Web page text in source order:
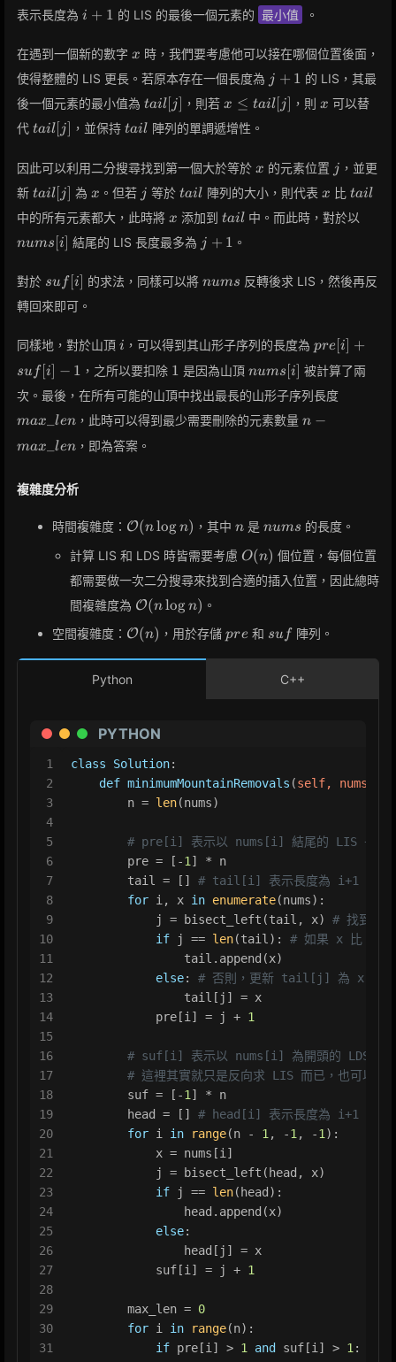
表示長度為 i+1
i + 1 的 LIS 的最後一個元素的 最小值 。
在遇到一個新的數字 x
x 時，我們要考慮他可以接在哪個位置後面，
使得整體的 LIS 更長。若原本存在一個長度為 j
+
1
j + 1 的 LIS，其最
後一個元素的最小值為 tail[j]
tail j ，則若x
\leq
tail[j]
x ≤ tail j ，則 x
x 可以替
代 tail[j]
tail j ，並保持tail
tail 陣列的單調遞增性。
因此可以利用二分搜尋找到第一個大於等於 x
x 的元素位置 jj ，並更
新 tail[j]
tail [j] 為x
x 。但若 jj 等於tail
tail 陣列的大小，則代表 x
x 比 tail
tail
中的所有元素都大，此時將 x
x 添加到 tail
tail 中。而此時，對於以
nums [i] 結尾的 LIS 長度最多為 j
+
j + 1 。
對於 suf[i]
suf[ i 的求法，同樣可以將 nums
nums 反轉後求 LIS，然後再反
轉回來即可。
同樣地，對於山頂 i
i ，可以得到其山形子序列的長度為 pre[i]
suf[i]
- 1
pre [i +
suf[i] − 1 ，之所以要扣除 11 是因為山頂nums[i]
nums [i] 被計算了兩
次。最後，在所有可能的山頂中找出最長的山形子序列長度
max len，此時可以得到最少需要刪除的元素數量 n -
n −
max_len，即為答案。
複雜度分析
時間複雜度： \mathcal{O}
(n \log n)
O(n log n) ，其中n
n 是nums
nums 的長度。
計算 LIS 和 LDS 時皆需要考慮 O(n)
O(n) 個位置，每個位置
都需要做一次二分搜尋來找到合適的插入位置，因此總時
間複雜度為 \mathcal{O}
(n \log n)
O(n log n) 。
空間複雜度： \mathcal{O}
O(n) ，用於存儲pre
pre 和 suf
suf陣列。
Python C++
PYTHON
1
2
3
4
5
6
7
8
9
10
11
12
13
14
15
16
17
18
19
20
21
22
23
24
25
26
27
28
29
30
31
class Solution:
def minimumMountainRemovals (self, nums:
        n =
len(nums)
# pre[i] 表示以 nums[i] 結尾的 LIS 長度
        pre = [-
1] * n
        tail = []
# tail[i] 表示長度為 i+1 的 LIS
for i, x in enumerate(nums):
            j = bisect_left(tail, x)
# 找到第
if j == len(tail): # 如果 x 比 tail
                tail.append(x)
else: # 否則，更新 tail[j] 為 x
                tail[j] = x
            pre[i] = j +
1
# suf[i] 表示以 nums[i] 為開頭的 LDS 長
# 這裡其實就只是反向求 LIS 而已，也可以透
        suf = [-
1] * n
        head = []
# head[i] 表示長度為 i+1 的
for i in range(n - 1, -1, -1):
            x = nums[i]
            j = bisect_left(head, x)
if j == len(head):
                head.append(x)
else:
                head[j] = x
            suf[i] = j +
1
        max_len =
0
for i in range(n):
if pre[i] > 1 and suf[i] > 1: